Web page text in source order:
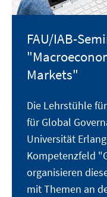
FAU/IAB-
Markets"
Die Lehrstühle
für Global
Universität
Kompetenzfeld
organisieren
mit Themen an